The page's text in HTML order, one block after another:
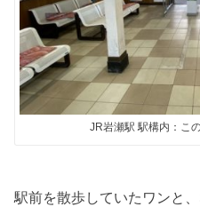
JR岩瀬駅 駅構内：こ
駅前を散歩していたワンと